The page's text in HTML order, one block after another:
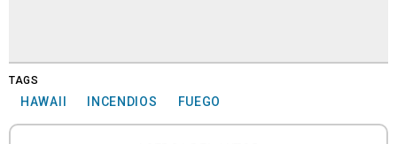
TAGS
HAWAII INCENDIOS FUEGO